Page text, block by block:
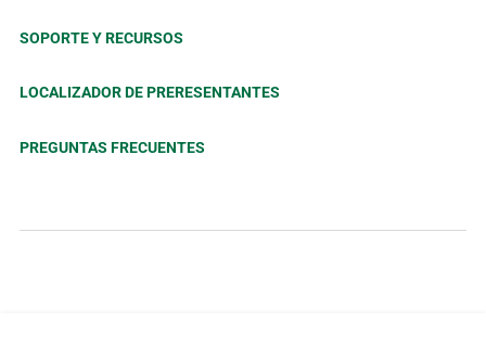
SOPORTE Y RECURSOS
LOCALIZADOR DE PRERESENTANTES
PREGUNTAS FRECUENTES